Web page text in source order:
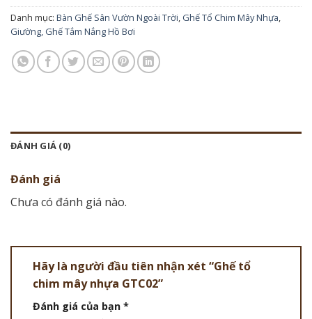
Danh mục: Bàn Ghế Sân Vườn Ngoài Trời, Ghế Tổ Chim Mây Nhựa,
Giường, Ghế Tắm Nắng Hồ Bơi
ĐÁNH GIÁ (0)
Đánh giá
Chưa có đánh giá nào.
Hãy là người đầu tiên nhận xét “Ghế tổ
chim mây nhựa GTC02”
Đánh giá của bạn *